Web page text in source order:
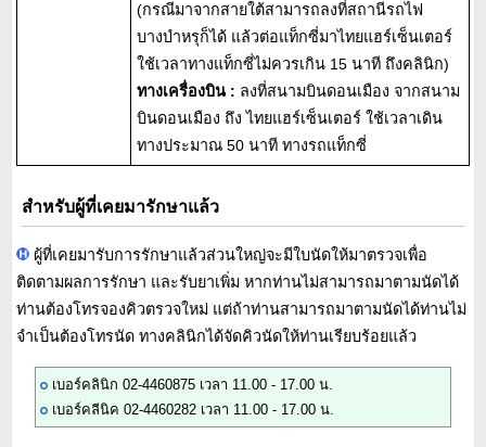
(กรณีมาจากสายใต้สามารถลงที่สถานีรถไฟ
บางบำหรุก็ได้ แล้วต่อแท็กซี่มาไทยแฮร์เซ็นเตอร์
ใช้เวลาทางแท็กซี่ไม่ควรเกิน 15 นาที ถึงคลินิก)
ทางเครื่องบิน : ลงที่สนามบินดอนเมือง จากสนาม
บินดอนเมือง ถึง ไทยแฮร์เซ็นเตอร์ ใช้เวลาเดิน
ทางประมาณ 50 นาที ทางรถแท็กซี่
สำหรับผู้ที่เคยมารักษาแล้ว
ผู้ที่เคยมารับการรักษาแล้วส่วนใหญ่จะมีใบนัดให้มาตรวจเพื่อ
ติดตามผลการรักษา และรับยาเพิ่ม หากท่านไม่สามารถมาตามนัดได้
ท่านต้องโทรจองคิวตรวจใหม่ แต่ถ้าท่านสามารถมาตามนัดได้ท่านไม่
จำเป็นต้องโทรนัด ทางคลินิกได้จัดคิวนัดให้ท่านเรียบร้อยแล้ว
เบอร์คลินิก 02-4460875 เวลา 11.00 - 17.00 น.
เบอร์คลีนิค 02-4460282 เวลา 11.00 - 17.00 น.